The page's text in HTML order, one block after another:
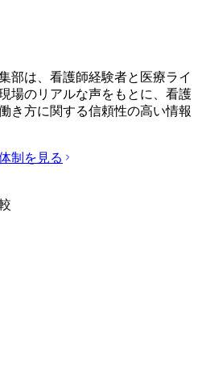
部は、看護師経験者と医療ライ
場のリアルな声をもとに、看護
き方に関する信頼性の高い情報
制を見る